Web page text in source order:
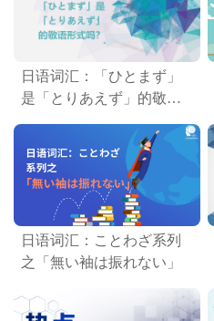
日语词汇：「ひとまず」
是「とりあえず」的敬语
日语词汇：ことわざ系列
之「無い袖は振れない」